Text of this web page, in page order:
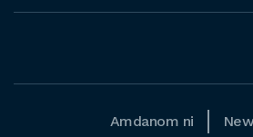
Amdanom ni